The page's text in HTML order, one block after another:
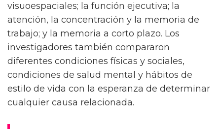
visuoespaciales; la función ejecutiva; la
atención, la concentración y la memoria de
trabajo; y la memoria a corto plazo. Los
investigadores también compararon
diferentes condiciones físicas y sociales,
condiciones de salud mental y hábitos de
estilo de vida con la esperanza de determinar
cualquier causa relacionada.